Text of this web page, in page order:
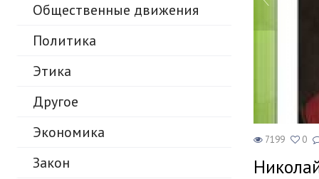
Образование
В мире
Культура
Авто, мото
Спорт
Знаменитости
Общественные движения
Политика
Этика
Другое
Экономика
Закон
7199 0